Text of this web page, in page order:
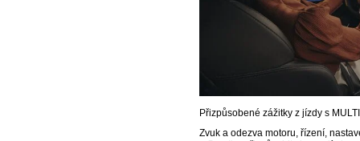
Přizpůsobené zážitky z jízdy s
Zvuk a odezva motoru, řízení,